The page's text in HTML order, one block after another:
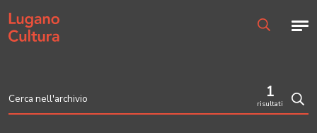
Home page
1
risultati